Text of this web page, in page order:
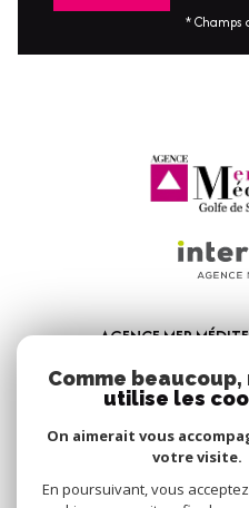
* Champs
AGENCE MER
1, Avenue de la Mer
83310Port Grimaud
04 94 56 09 12
info@amm-
Comme
utilise les
On aimerait vous
votre visite.
En poursuivant, vous